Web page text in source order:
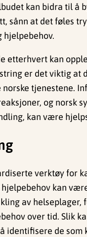
kan bidra til å
sånn at det føles
hjelpebehov.
etterhvert kan
er det viktig at
tjenestene.
og norsk
kan være
verktøy for
kan
av helseplager,
over tid. Slik
identifisere de som